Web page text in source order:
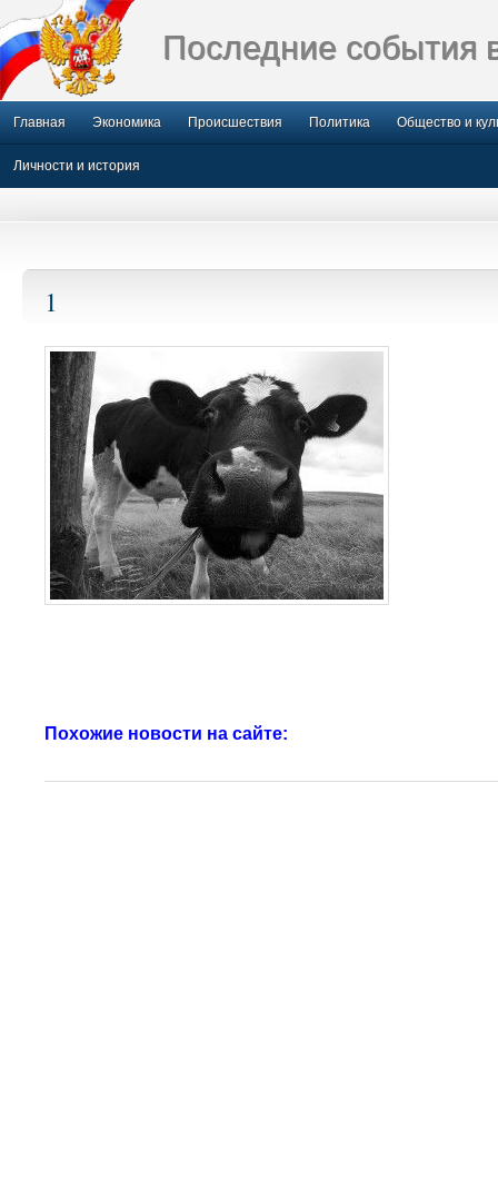
Последние события
Главная Экономика Происшествия Политика Общество и
Личности и история
1
Похожие новости на сайте: